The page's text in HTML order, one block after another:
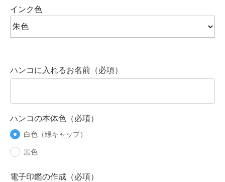
インク色
ハンコに入れるお名前（必項）
ハンコの本体色（必項）
白色（緑キャップ）
黒色
電子印鑑の作成（必項）